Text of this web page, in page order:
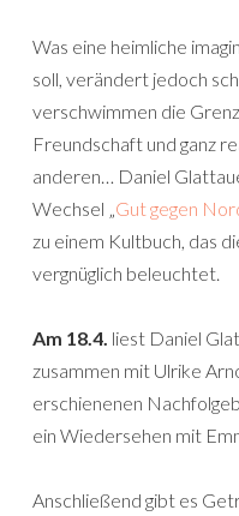
Was eine heimliche
soll, verändert jedoch
verschwimmen die
Freundschaft und ganz
anderen… Daniel
Wechsel „Gut gegen
zu einem Kultbuch, das
vergnüglich beleuchtet.
Am 18.4. liest Daniel
zusammen mit Ulrike
erschienenen
ein Wiedersehen mit
Anschließend gibt es